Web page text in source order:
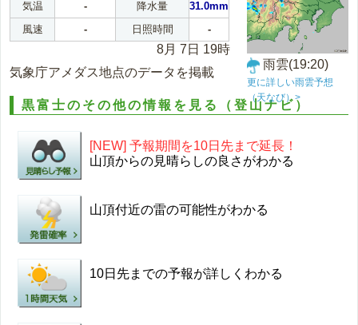
気温 - 降水量
31.0mm
風速
- 日照時間 -
8月 7日 19時
気象庁アメダス地点のデータを掲載
雨雲(19:20)
更に詳しい雨雲予想
（天なび）>
黒富士のその他の情報を見る（登山ナビ）
[NEW] 予報期間を10日先まで延長！
山頂からの見晴らしの良さがわかる
山頂付近の雷の可能性がわかる
10日先までの予報が詳しくわかる